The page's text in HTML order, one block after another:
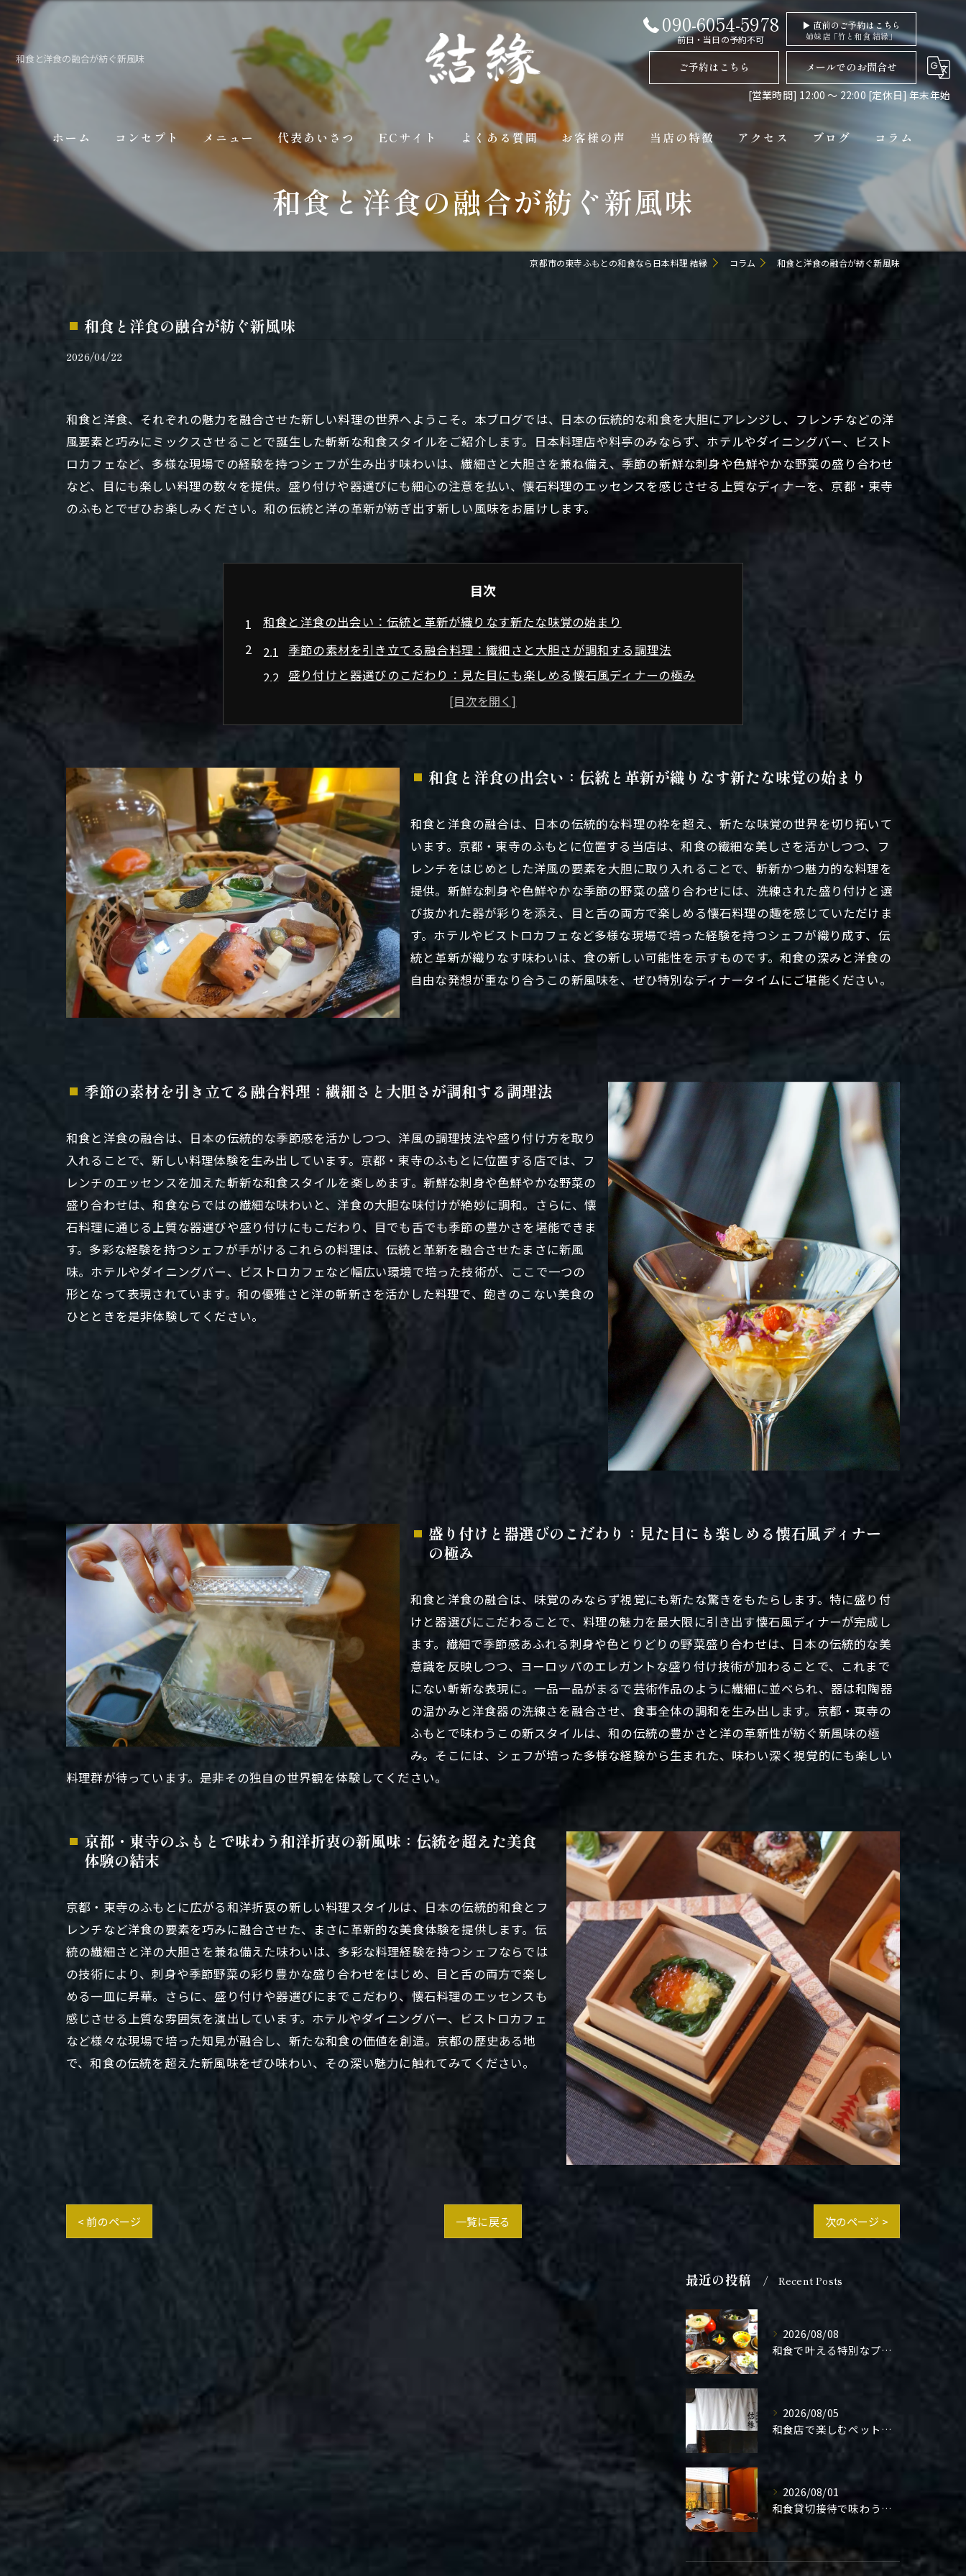
和食と洋食の融合が紡ぐ新風味
090-6054-5978
前日・当日の予約不可
▶ 直前のご予約はこちら
姉妹店「竹と和食 結縁」
ご予約はこちら
メールでのお問合せ
[営業時間] 12:00 〜 22:00 [定休日] 年末年始
ホーム コンセプト メニュー
ギャラリー
代表あいさつ ECサイト よくある質問 お客様の声 当店の特徴
ディナー
ペット連れ
アクセス ブログ コラム
和食と洋食の融合が紡ぐ新風味
京都市の東寺ふもとの和食なら日本料理 結縁 コラム 和食と洋食の融合が紡ぐ新風味
和食と洋食の融合が紡ぐ新風味
2026/04/22
和食と洋食、それぞれの魅力を融合させた新しい料理の世界へようこそ。本ブログでは、日本の伝統的な和食を大胆にアレンジし、フレンチなどの洋
風要素と巧みにミックスさせることで誕生した斬新な和食スタイルをご紹介します。日本料理店や料亭のみならず、ホテルやダイニングバー、ビスト
ロカフェなど、多様な現場での経験を持つシェフが生み出す味わいは、繊細さと大胆さを兼ね備え、季節の新鮮な刺身や色鮮やかな野菜の盛り合わせ
など、目にも楽しい料理の数々を提供。盛り付けや器選びにも細心の注意を払い、懐石料理のエッセンスを感じさせる上質なディナーを、京都・東寺
のふもとでぜひお楽しみください。和の伝統と洋の革新が紡ぎ出す新しい風味をお届けします。
目次
和食と洋食の出会い：伝統と革新が織りなす新たな味覚の始まり
季節の素材を引き立てる融合料理：繊細さと大胆さが調和する調理法
盛り付けと器選びのこだわり：見た目にも楽しめる懐石風ディナーの極み
京都・東寺のふもとで味わう和洋折衷の新風味：伝統を超えた美食体験の結末
和食と洋食の出会い：伝統と革新が織りなす新たな味覚の始まり
和食と洋食の融合は、日本の伝統的な料理の枠を超え、新たな味覚の世界を切り拓いて
います。京都・東寺のふもとに位置する当店は、和食の繊細な美しさを活かしつつ、フ
レンチをはじめとした洋風の要素を大胆に取り入れることで、斬新かつ魅力的な料理を
提供。新鮮な刺身や色鮮やかな季節の野菜の盛り合わせには、洗練された盛り付けと選
び抜かれた器が彩りを添え、目と舌の両方で楽しめる懐石料理の趣を感じていただけま
す。ホテルやビストロカフェなど多様な現場で培った経験を持つシェフが織り成す、伝
統と革新が織りなす味わいは、食の新しい可能性を示すものです。和食の深みと洋食の
自由な発想が重なり合うこの新風味を、ぜひ特別なディナータイムにご堪能ください。
季節の素材を引き立てる融合料理：繊細さと大胆さが調和する調理法
和食と洋食の融合は、日本の伝統的な季節感を活かしつつ、洋風の調理技法や盛り付け方を取り
入れることで、新しい料理体験を生み出しています。京都・東寺のふもとに位置する店では、フ
レンチのエッセンスを加えた斬新な和食スタイルを楽しめます。新鮮な刺身や色鮮やかな野菜の
盛り合わせは、和食ならではの繊細な味わいと、洋食の大胆な味付けが絶妙に調和。さらに、懐
石料理に通じる上質な器選びや盛り付けにもこだわり、目でも舌でも季節の豊かさを堪能できま
す。多彩な経験を持つシェフが手がけるこれらの料理は、伝統と革新を融合させたまさに新風
味。ホテルやダイニングバー、ビストロカフェなど幅広い環境で培った技術が、ここで一つの
形となって表現されています。和の優雅さと洋の斬新さを活かした料理で、飽きのこない美食の
ひとときを是非体験してください。
盛り付けと器選びのこだわり：見た目にも楽しめる懐石風ディナー
の極み
和食と洋食の融合は、味覚のみならず視覚にも新たな驚きをもたらします。特に盛り付
けと器選びにこだわることで、料理の魅力を最大限に引き出す懐石風ディナーが完成し
ます。繊細で季節感あふれる刺身や色とりどりの野菜盛り合わせは、日本の伝統的な美
意識を反映しつつ、ヨーロッパのエレガントな盛り付け技術が加わることで、これまで
にない斬新な表現に。一品一品がまるで芸術作品のように繊細に並べられ、器は和陶器
の温かみと洋食器の洗練さを融合させ、食事全体の調和を生み出します。京都・東寺の
ふもとで味わうこの新スタイルは、和の伝統の豊かさと洋の革新性が紡ぐ新風味の極
み。そこには、シェフが培った多様な経験から生まれた、味わい深く視覚的にも楽しい
料理群が待っています。是非その独自の世界観を体験してください。
京都・東寺のふもとで味わう和洋折衷の新風味：伝統を超えた美食
体験の結末
京都・東寺のふもとに広がる和洋折衷の新しい料理スタイルは、日本の伝統的和食とフ
レンチなど洋食の要素を巧みに融合させた、まさに革新的な美食体験を提供します。伝
統の繊細さと洋の大胆さを兼ね備えた味わいは、多彩な料理経験を持つシェフならでは
の技術により、刺身や季節野菜の彩り豊かな盛り合わせをはじめ、目と舌の両方で楽し
める一皿に昇華。さらに、盛り付けや器選びにまでこだわり、懐石料理のエッセンスも
感じさせる上質な雰囲気を演出しています。ホテルやダイニングバー、ビストロカフェ
など様々な現場で培った知見が融合し、新たな和食の価値を創造。京都の歴史ある地
で、和食の伝統を超えた新風味をぜひ味わい、その深い魅力に触れてみてください。
< 前のページ 一覧に戻る 次のページ >
最近の投稿 Recent Posts
2026/08/08
和食で叶える特別なプロポーズ結婚
2026/08/05
和食店で楽しむペット同伴の食事体験
2026/08/01
和食貸切接待で味わう極上の一夜